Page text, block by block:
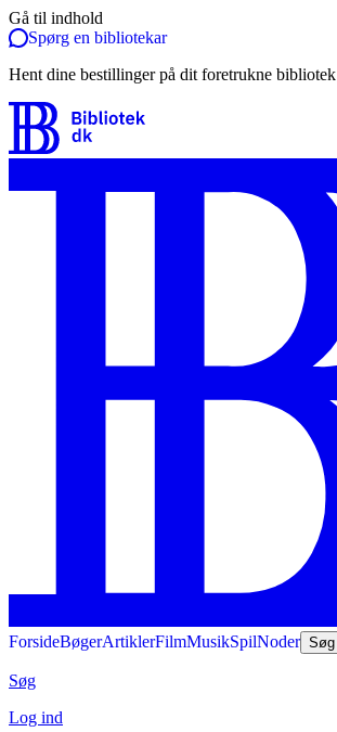
Gå til indhold
Spørg en bibliotekar
Hent dine bestillinger på dit foretrukne bibliotek
ForsideBøgerArtiklerFilmMusikSpilNoder Søg
Søg
Log ind